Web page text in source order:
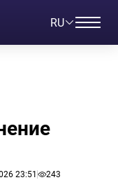
RU
23:51 243